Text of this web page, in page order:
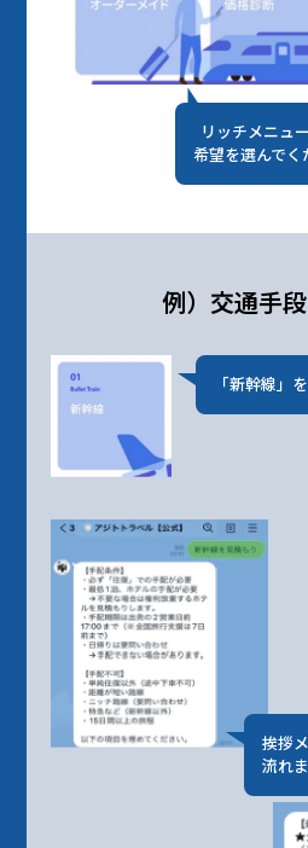
リッチメニュ
希望を選んでく
例）交通手
「新幹線」
挨拶
流れ